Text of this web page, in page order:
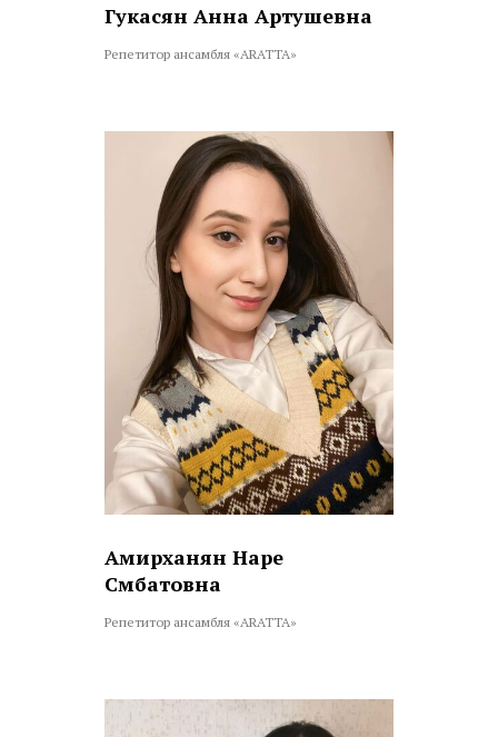
Гукасян Анна Артушевна
Репетитор ансамбля «ARATTA»
Амирханян Наре
Смбатовна
Репетитор ансамбля «ARATTA»